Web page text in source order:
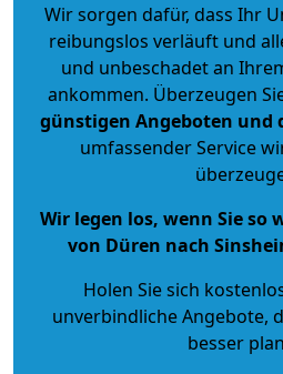
Wir sorgen dafür, dass Ihr
reibungslos verläuft und
und unbeschadet an
ankommen. Überzeugen
günstigen Angeboten und
umfassender Service
Wir legen los, wenn Sie so
von Düren nach
Holen Sie sich
unverbindliche Angebote,
besser